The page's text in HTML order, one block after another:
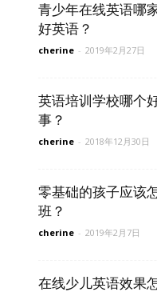
青少年在线英语哪
好英语？
cherine - 2019年2月27日
英语培训学校哪个
事？
cherine - 2018年12月30日
零基础的孩子应该
班？
cherine - 2019年2月7日
在线少儿英语效果